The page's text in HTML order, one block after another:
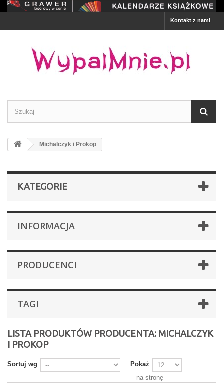
Kontakt z nami
Michalczyk i Prokop
KATEGORIE
INFORMACJA
PRODUCENCI
TAGI
LISTA PRODUKTÓW PRODUCENTA: MICHALCZYK
I PROKOP
Sortuj wg
Pokaż
na stronę